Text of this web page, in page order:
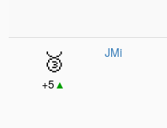
🥉
+5▲
JMi